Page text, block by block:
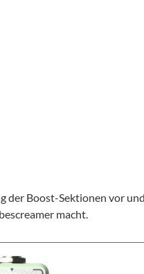
der Boost-Sektionen vor
macht.